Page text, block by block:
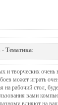
- Тематика:
и творческих очень
может играть
на рабочий стол,
вами
влияют на